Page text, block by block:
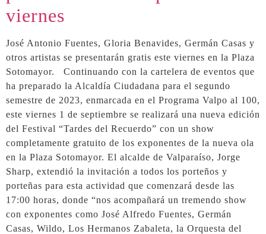
viernes
José Antonio Fuentes, Gloria Benavides, Germán Casas y
otros artistas se presentarán gratis este viernes en la Plaza
Sotomayor. Continuando con la cartelera de eventos que
ha preparado la Alcaldía Ciudadana para el segundo
semestre de 2023, enmarcada en el Programa Valpo al 100,
este viernes 1 de septiembre se realizará una nueva edición
del Festival “Tardes del Recuerdo” con un show
completamente gratuito de los exponentes de la nueva ola
en la Plaza Sotomayor. El alcalde de Valparaíso, Jorge
Sharp, extendió la invitación a todos los porteños y
porteñas para esta actividad que comenzará desde las
17:00 horas, donde “nos acompañará un tremendo show
con exponentes como José Alfredo Fuentes, Germán
Casas, Wildo, Los Hermanos Zabaleta, la Orquesta del